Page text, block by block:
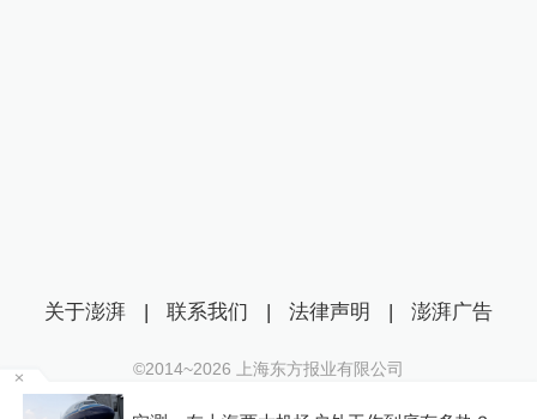
关于澎湃 | 联系我们 | 法律声明 | 澎湃广告
©2014~2026 上海东方报业有限公司
沪ICP证：沪B2-20170116 | 沪ICP备14003370号